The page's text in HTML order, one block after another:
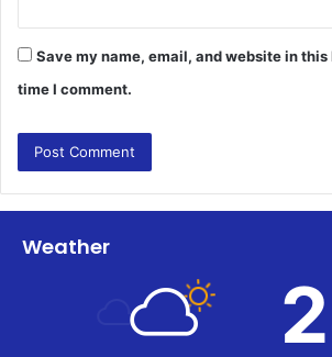
Save my name, email, and website in
time I comment.
Weather